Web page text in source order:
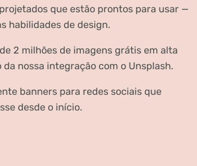
que estão prontos para usar —
habilidades de design.
2 milhões de imagens grátis em alta
nossa integração com o Unsplash.
banners para redes sociais que
desde o início.